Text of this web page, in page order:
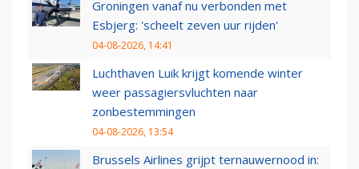
Groningen vanaf nu verbonden met
Esbjerg: 'scheelt zeven uur rijden'
04-08-2026, 14:41
Luchthaven Luik krijgt komende winter
weer passagiersvluchten naar
zonbestemmingen
04-08-2026, 13:54
Brussels Airlines grijpt ternauwernood in: